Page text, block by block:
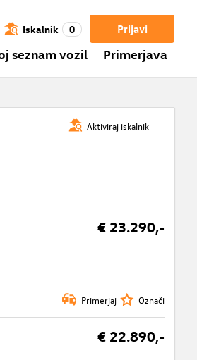
Prijavi
Iskalnik 0
seznam vozil Primerjava
Aktiviraj iskalnik
€ 23.290,-
Primerjaj Označi
€ 22.890,-